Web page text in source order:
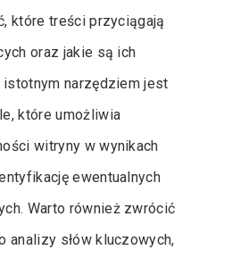
które treści przyciągają
oraz jakie są ich
narzędziem jest
które umożliwia
witryny w wynikach
ewentualnych
Warto również zwrócić
analizy słów kluczowych,